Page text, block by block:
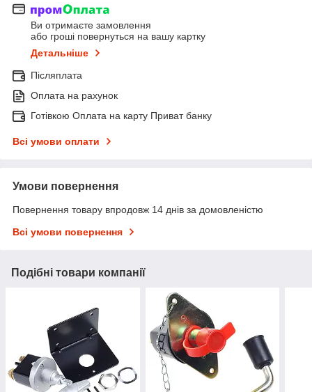
Ви отримаєте замовлення
або гроші повернуться на вашу картку
Детальніше
Післяплата
Оплата на рахунок
Готівкою Оплата на карту Приват банку
Всі умови оплати
Умови повернення
Повернення товару впродовж 14 днів за домовленістю
Всі умови повернення
Подібні товари компанії